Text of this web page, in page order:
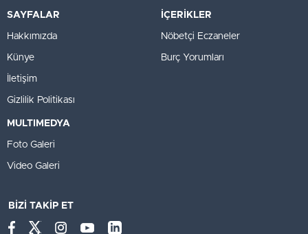
SAYFALAR
Hakkımızda
Künye
İletişim
Gizlilik Politikası
İÇERİKLER
Nöbetçi Eczaneler
Burç Yorumları
MULTIMEDYA
Foto Galeri
Video Galeri
BİZİ TAKİP ET